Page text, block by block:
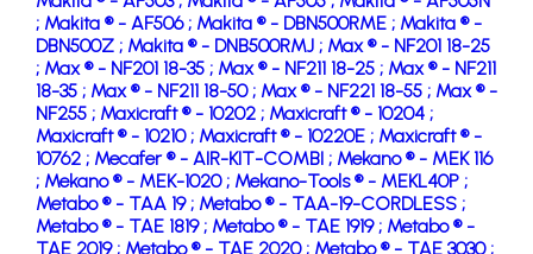
; Makita ® - AF506 ; Makita ® - DBN500RME ; Makita ® -
DBN500Z ; Makita ® - DNB500RMJ ; Max ® - NF201 18-25
; Max ® - NF201 18-35 ; Max ® - NF211 18-25 ; Max ® - NF211
18-35 ; Max ® - NF211 18-50 ; Max ® - NF221 18-55 ; Max ® -
NF255 ; Maxicraft ® - 10202 ; Maxicraft ® - 10204 ;
Maxicraft ® - 10210 ; Maxicraft ® - 10220E ; Maxicraft ® -
10762 ; Mecafer ® - AIR-KIT-COMBI ; Mekano ® - MEK 116
; Mekano ® - MEK-1020 ; Mekano-Tools ® - MEKL40P ;
Metabo ® - TAA 19 ; Metabo ® - TAA-19-CORDLESS ;
Metabo ® - TAE 1819 ; Metabo ® - TAE 1919 ; Metabo ® -
TAE 2019 ; Metabo ® - TAE 2020 ; Metabo ® - TAE 3030 ;